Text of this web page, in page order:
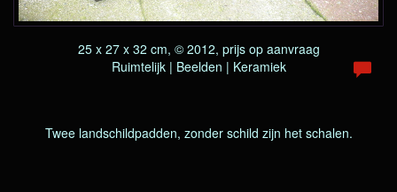
25 x 27 x 32 cm, © 2012, prijs op aanvraag
Ruimtelijk | Beelden | Keramiek
Twee landschildpadden, zonder schild zijn het schalen.